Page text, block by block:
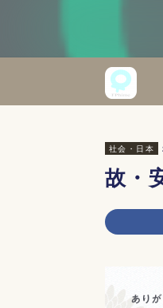
社会・日本
故・